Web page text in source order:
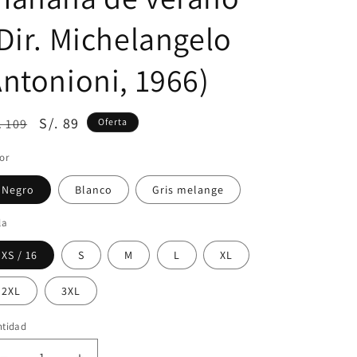
Michelangelo
1966)
109
Precio
S/. 89 Oferta
Negro Blanco Gris melange
XS / 16 S M L XL
2XL 3XL